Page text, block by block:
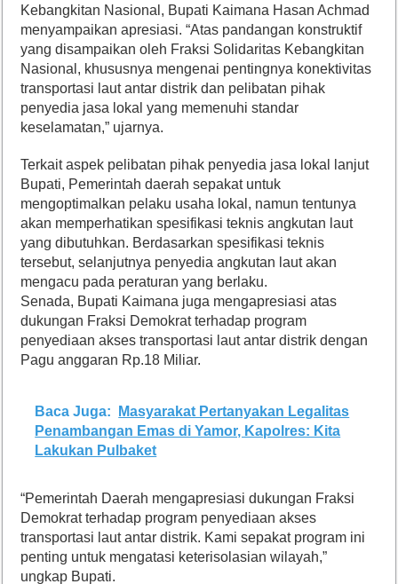
Kebangkitan Nasional, Bupati Kaimana Hasan Achmad
menyampaikan apresiasi. “Atas pandangan konstruktif
yang disampaikan oleh Fraksi Solidaritas Kebangkitan
Nasional, khususnya mengenai pentingnya konektivitas
transportasi laut antar distrik dan pelibatan pihak
penyedia jasa lokal yang memenuhi standar
keselamatan,” ujarnya.
Terkait aspek pelibatan pihak penyedia jasa lokal lanjut
Bupati, Pemerintah daerah sepakat untuk
mengoptimalkan pelaku usaha lokal, namun tentunya
akan memperhatikan spesifikasi teknis angkutan laut
yang dibutuhkan. Berdasarkan spesifikasi teknis
tersebut, selanjutnya penyedia angkutan laut akan
mengacu pada peraturan yang berlaku.
Senada, Bupati Kaimana juga mengapresiasi atas
dukungan Fraksi Demokrat terhadap program
penyediaan akses transportasi laut antar distrik dengan
Pagu anggaran Rp.18 Miliar.
Baca Juga:
Masyarakat Pertanyakan Legalitas
Penambangan Emas di Yamor, Kapolres: Kita
Lakukan Pulbaket
“Pemerintah Daerah mengapresiasi dukungan Fraksi
Demokrat terhadap program penyediaan akses
transportasi laut antar distrik. Kami sepakat program ini
penting untuk mengatasi keterisolasian wilayah,”
ungkap Bupati.